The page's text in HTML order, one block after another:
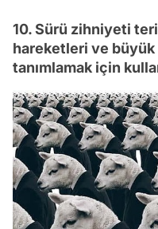
10. Sürü zihniyeti
hareketleri ve
tanımlamak için